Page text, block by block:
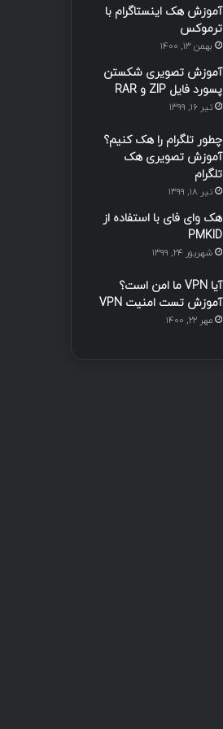
ب
ا
گ
ر
م
م
آموزش هک اینستاگرام با
ترموکس
بهمن ۱۳, ۱۴۰۰
آموزش تصویری شکستن
پسورد فایل ZIP و RAR
تیر ۱۶, ۱۳۹۹
چطور تلگرام را هک کنیم؟
آموزش تصویری هک
تلگرام
تیر ۱۸, ۱۳۹۹
هک وای فای با استفاده از
PMKID
شهریور ۲۴, ۱۳۹۹
آیا VPN ما امن است؟
آموزش تست امنیت VPN
مهر ۲۲, ۱۴۰۰